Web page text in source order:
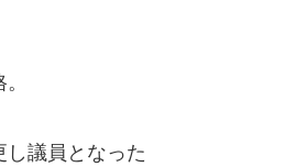
議員となった